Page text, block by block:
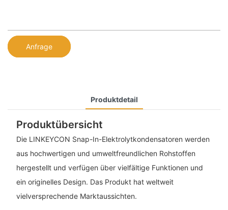
Anfrage
Produktdetail
Produktübersicht
Die LINKEYCON Snap-In-Elektrolytkondensatoren werden
aus hochwertigen und umweltfreundlichen Rohstoffen
hergestellt und verfügen über vielfältige Funktionen und
ein originelles Design. Das Produkt hat weltweit
vielversprechende Marktaussichten.